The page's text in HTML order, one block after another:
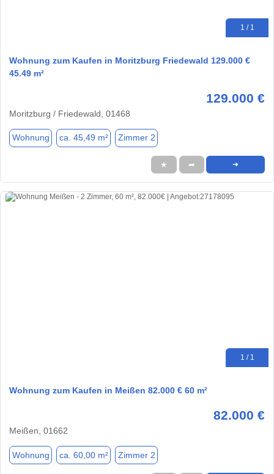
1 / 1
Wohnung zum Kaufen in Moritzburg Friedewald 129.000 €
45.49 m²
129.000 €
Moritzburg / Friedewald, 01468
Wohnung ca. 45,49 m² Zimmer 2
★ ➦ ➜
1 / 1
Wohnung zum Kaufen in Meißen 82.000 € 60 m²
82.000 €
Meißen, 01662
Wohnung ca. 60,00 m² Zimmer 2